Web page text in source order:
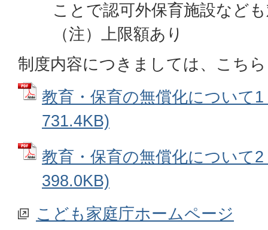
ことで認可外保育施設など
（注）上限額あり
制度内容につきましては、こち
教育・保育の無償化について
731.4KB)
教育・保育の無償化について
398.0KB)
こども家庭庁ホームページ